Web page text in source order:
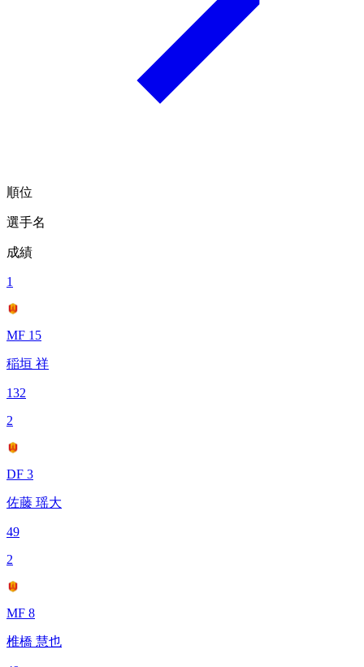
順位
選手名
成績
1
MF 15
稲垣 祥
132
2
DF 3
佐藤 瑶大
49
2
MF 8
椎橋 慧也